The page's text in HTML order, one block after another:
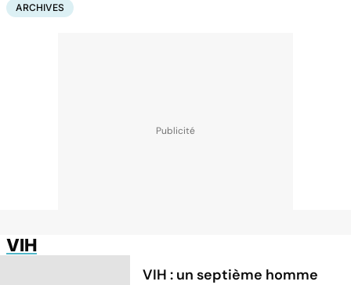
ARCHIVES
VIH
VIH : un septième homme